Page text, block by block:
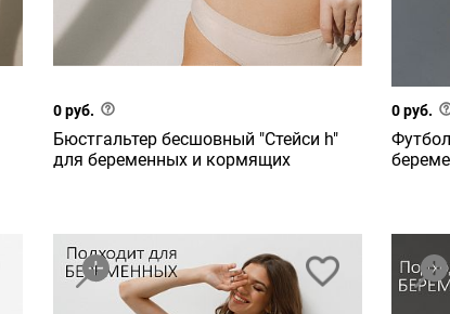
0 руб.
Бюстгальтер бесшовный "Стейси h"
для беременных и кормящих
0 руб.